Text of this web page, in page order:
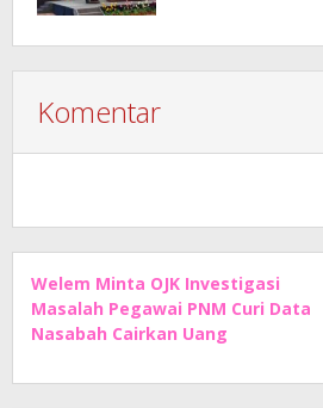
Komentar
Welem Minta OJK Investigasi
Masalah Pegawai PNM Curi Data
Nasabah Cairkan Uang